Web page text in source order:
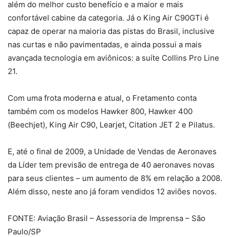
além do melhor custo benefício e a maior e mais
confortável cabine da categoria. Já o King Air C90GTi é
capaz de operar na maioria das pistas do Brasil, inclusive
nas curtas e não pavimentadas, e ainda possui a mais
avançada tecnologia em aviônicos: a suíte Collins Pro Line
21.
Com uma frota moderna e atual, o Fretamento conta
também com os modelos Hawker 800, Hawker 400
(Beechjet), King Air C90, Learjet, Citation JET 2 e Pilatus.
E, até o final de 2009, a Unidade de Vendas de Aeronaves
da Líder tem previsão de entrega de 40 aeronaves novas
para seus clientes – um aumento de 8% em relação a 2008.
Além disso, neste ano já foram vendidos 12 aviões novos.
FONTE: Aviação Brasil – Assessoria de Imprensa – São
Paulo/SP